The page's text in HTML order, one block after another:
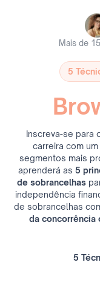
Mais de
5
Inscreva-se para
carreira com
segmentos mais
aprenderá as 5
de sobrancelhas
independência
de sobrancelhas
da concorrência
5